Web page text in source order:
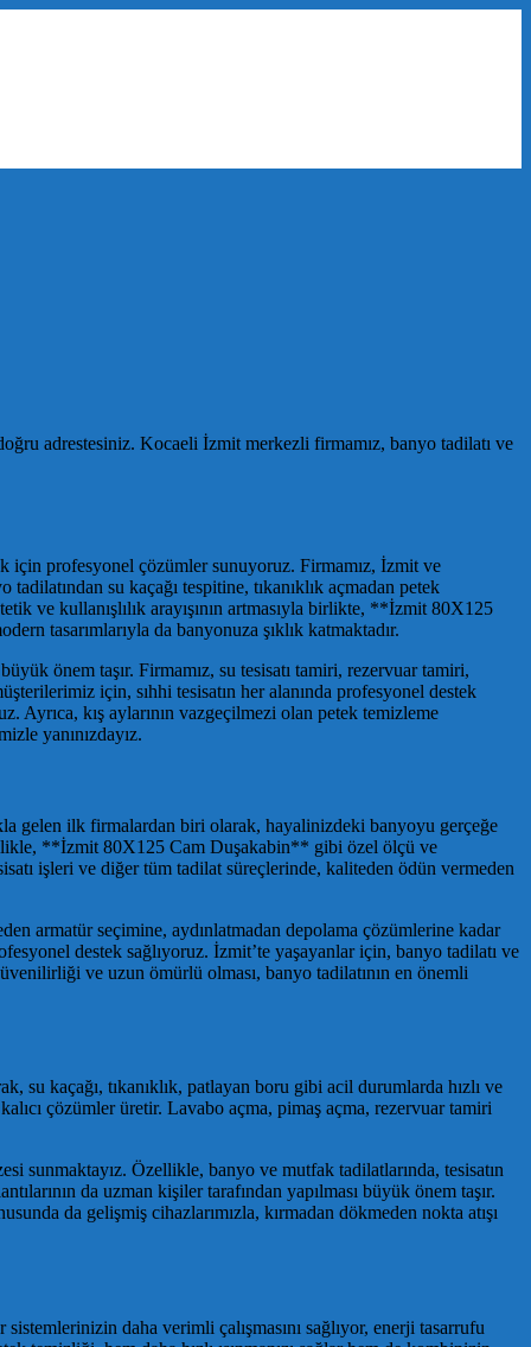
adrestesiniz. Kocaeli İzmit merkezli firmamız, banyo tadilatı ve
için profesyonel çözümler sunuyoruz. Firmamız, İzmit ve
su kaçağı tespitine, tıkanıklık açmadan petek
ve kullanışlılık arayışının artmasıyla birlikte, **İzmit 80X125
tasarımlarıyla da banyonuza şıklık katmaktadır.
önem taşır. Firmamız, su tesisatı tamiri, rezervuar tamiri,
için, sıhhi tesisatın her alanında profesyonel destek
Ayrıca, kış aylarının vazgeçilmezi olan petek temizleme
yanınızdayız.
gelen ilk firmalardan biri olarak, hayalinizdeki banyoyu gerçeğe
**İzmit 80X125 Cam Duşakabin** gibi özel ölçü ve
işleri ve diğer tüm tadilat süreçlerinde, kaliteden ödün vermeden
armatür seçimine, aydınlatmadan depolama çözümlerine kadar
destek sağlıyoruz. İzmit’te yaşayanlar için, banyo tadilatı ve
ve uzun ömürlü olması, banyo tadilatının en önemli
su kaçağı, tıkanıklık, patlayan boru gibi acil durumlarda hızlı ve
çözümler üretir. Lavabo açma, pimaş açma, rezervuar tamiri
sunmaktayız. Özellikle, banyo ve mutfak tadilatlarında, tesisatın
da uzman kişiler tarafından yapılması büyük önem taşır.
da gelişmiş cihazlarımızla, kırmadan dökmeden nokta atışı
daha verimli çalışmasını sağlıyor, enerji tasarrufu